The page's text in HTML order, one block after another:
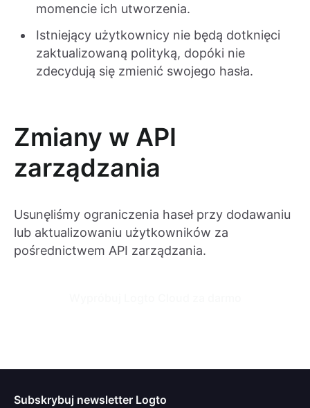
momencie ich utworzenia.
Istniejący użytkownicy nie będą dotknięci
zaktualizowaną polityką, dopóki nie
zdecydują się zmienić swojego hasła.
Zmiany w API
zarządzania
Usunęliśmy ograniczenia haseł przy dodawaniu
lub aktualizowaniu użytkowników za
pośrednictwem API zarządzania.
Subskrybuj newsletter Logto